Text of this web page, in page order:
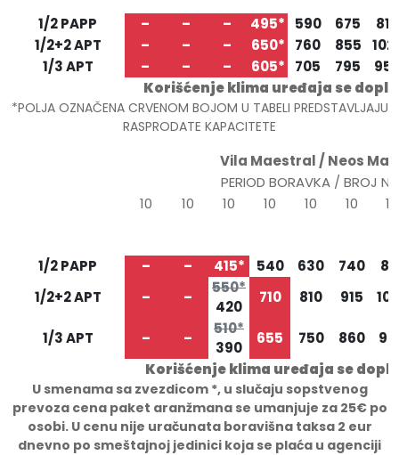
1/2 PAPP
– – – 495* 590 675
810
1/2+2 APT
– – – 650* 760 855
1/3 APT
– – – 605* 705 795
Korišćenje klima uređaja se
*POLJA OZNAČENA CRVENOM BOJOM U TABELI PREDSTAVLJAJU
RASPRODATE KAPACITETE
Vila Maestral / Neos
PERIOD BORAVKA / BROJ
10
10 10 10 10 10
10
1/2 PAPP
– – 415* 540 630 740
1/2+2 APT
– –
550*
420
710 810 915
1/3 APT – –
510*
390
655 750 860
Korišćenje klima uređaja se
U smenama sa zvezdicom *, u slučaju sopstvenog
prevoza cena paket aranžmana se umanjuje za 25€ po
osobi. U cenu nije uračunata boravišna taksa 2 eur
dnevno po smeštajnoj jedinici koja se plaća u agenciji